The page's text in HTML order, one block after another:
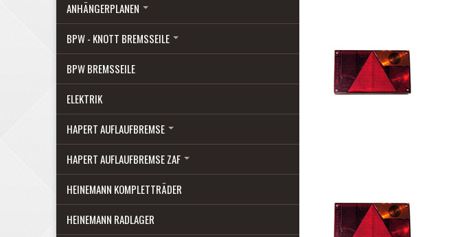
ANHÄNGERPLANEN
BPW - KNOTT BREMSSEILE
BPW BREMSSEILE
ELEKTRIK
HAPERT AUFLAUFBREMSE
HAPERT AUFLAUFBREMSE ZAF
HEINEMANN KOMPLETTRÄDER
HEINEMANN RADLAGER